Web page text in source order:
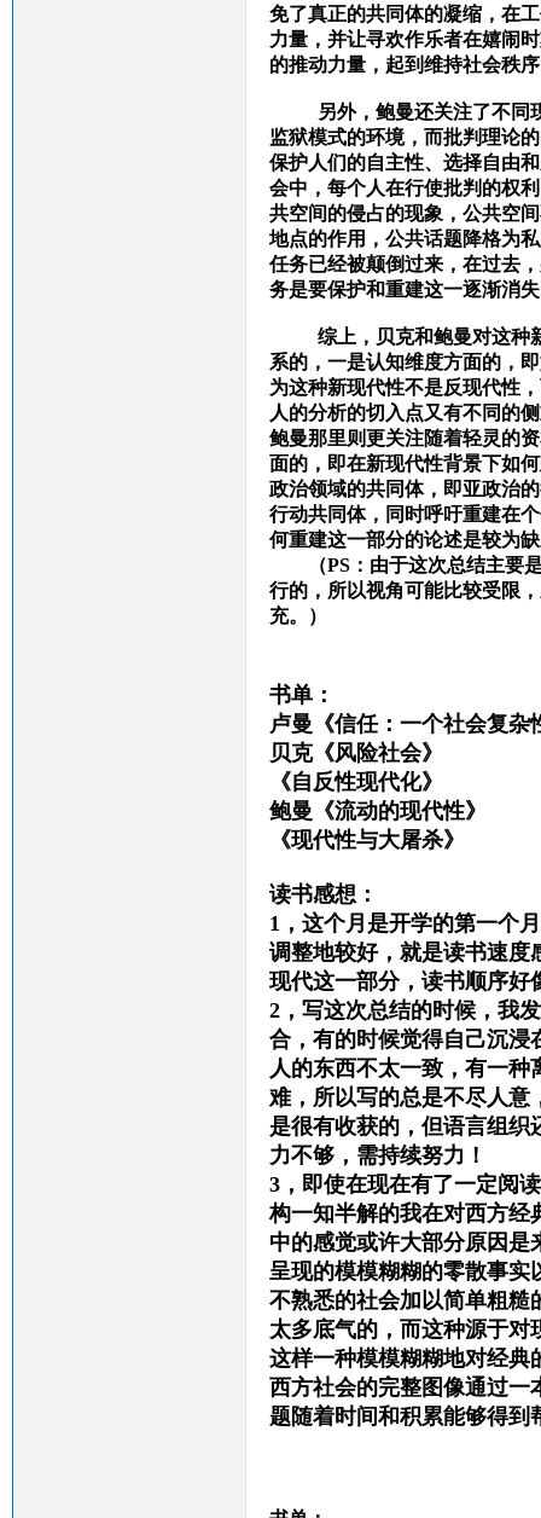
免了真正的共同体的凝缩，在
力量，并让寻欢作乐者在嬉闹
的推动力量，起到维持社会秩
另外，鲍曼还关注了不同现
监狱模式的环境，而批判理论
保护人们的自主性、选择自由
会中，每个人在行使批判的权
共空间的侵占的现象 ，公共空
地点的作用，公共话题降格为
任务已经被颠倒过来，在过去
务是要保护和重建这一逐渐消
综上，贝克和鲍曼对这种
系的，一是认知维度方面的，
为这种新现代性不是反现代性
人的分析的切入点又有不同的
鲍曼那里则更关注随着轻灵的
面的，即在新现代性背景下如
政治领域的共同体，即亚政治
行动共同体，同时呼吁重建在
何重建这一部分的论述是较为
（PS：由于这次总结主要是
行的，所以视角可能比较受限
充。）
书单：
卢曼《信任：一个社会复杂
贝克《风险社会》
《自反性现代化》
鲍曼《流动的现代性》
《现代性与大屠杀》
读书感想：
1，这个月是开学的第一个
调整地较好，就是读书速度
现代这一部分，读书顺序好
2，写这次总结的时候，我
合，有的时候觉得自己沉浸
人的东西不太一致，有一
难，所以写的总是不尽人意
是很有收获的，但语言组织
力不够，需持续努力！
3，即使在现在有了一定阅
构一知半解的我在对西方经
中的感觉或许大部分原因是
呈现的模模糊糊的零散事实
不熟悉的社会加以简单粗糙
太多底气的，而这种源于对
这样一种模模糊糊地对经典
西方社会的完整图像通过一
题随着时间和积累能够得到